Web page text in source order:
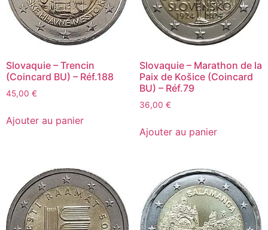
Slovaquie – Trencin
(Coincard BU) – Réf.188
45,00 €
Ajouter au panier
Slovaquie – Marathon de la
Paix de Košice (Coincard
BU) – Réf.79
36,00 €
Ajouter au panier